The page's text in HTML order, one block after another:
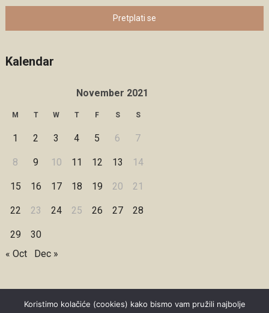
Pretplati se
Kalendar
November 2021
M T W T F S S
1 2 3 4 5 6 7
8 9 10 11 12 13 14
15 16 17 18 19 20 21
22 23 24 25 26 27 28
29
30
« Oct
Dec »
Koristimo kolačiće (cookies) kako bismo vam pružili najbolje